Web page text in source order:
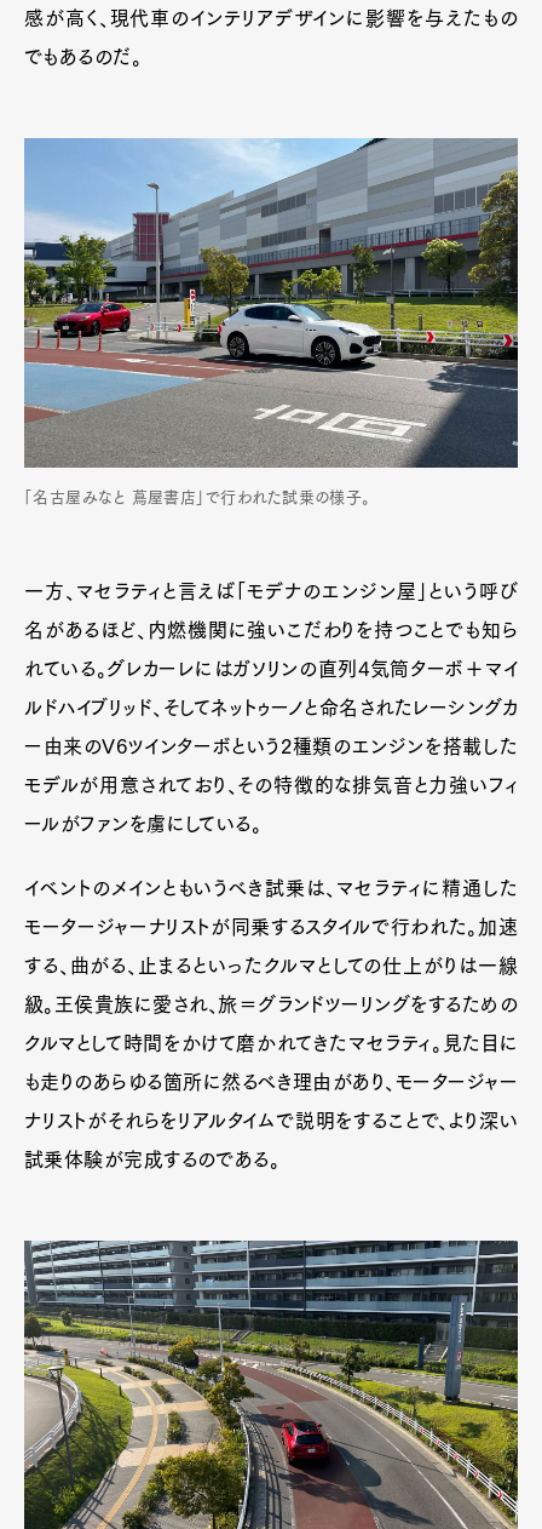
感が高く、現代車のインテリアデザインに影響を与えたもの
でもあるのだ。
「名古屋みなと 蔦屋書店」で行われた試乗の様子。
一方、マセラティと言えば「モデナのエンジン屋」という呼び
名があるほど、内燃機関に強いこだわりを持つことでも知ら
れている。グレカーレにはガソリンの直列4気筒ターボ＋マイ
ルドハイブリッド、そしてネットゥーノと命名されたレーシングカ
ー由来のV6ツインターボという2種類のエンジンを搭載した
モデルが用意されており、その特徴的な排気音と力強いフィ
ールがファンを虜にしている。
イベントのメインともいうべき試乗は、マセラティに精通した
モータージャーナリストが同乗するスタイルで行われた。加速
する、曲がる、止まるといったクルマとしての仕上がりは一線
級。王侯貴族に愛され、旅＝グランドツーリングをするための
クルマとして時間をかけて磨かれてきたマセラティ。見た目に
も走りのあらゆる箇所に然るべき理由があり、モータージャー
ナリストがそれらをリアルタイムで説明をすることで、より深い
試乗体験が完成するのである。